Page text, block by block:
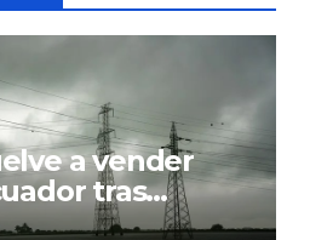
a vender
tras
exportación por